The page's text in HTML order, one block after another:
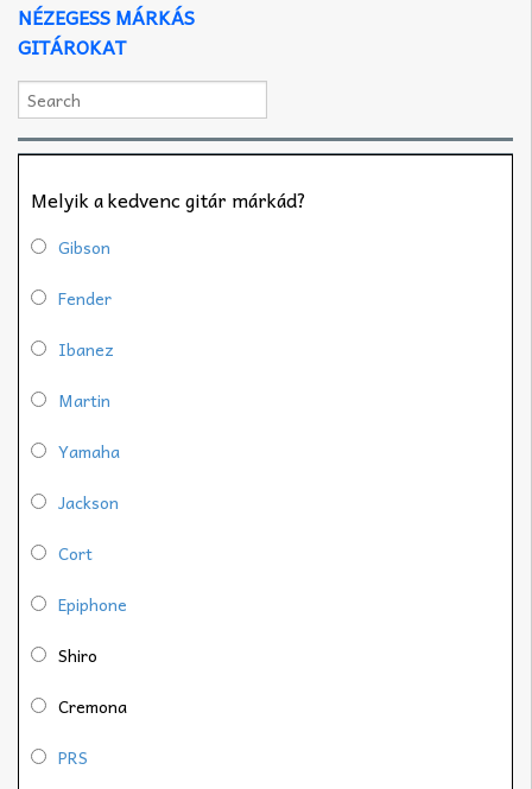
NÉZEGESS MÁRKÁS
GITÁROKAT
Melyik a kedvenc gitár márkád?
Gibson
Fender
Ibanez
Martin
Yamaha
Jackson
Cort
Epiphone
Shiro
Cremona
PRS